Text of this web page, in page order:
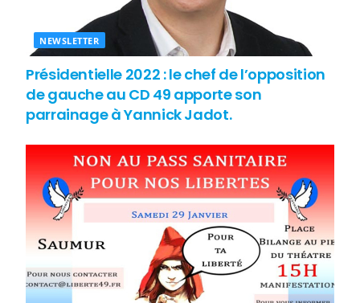
NEWSLETTER
Présidentielle 2022 : le chef de l’opposition
de gauche au CD 49 apporte son
parrainage à Yannick Jadot.